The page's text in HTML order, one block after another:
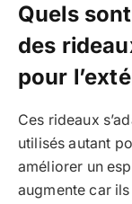
Quels
des
pour
Ces rideaux
utilisés autant
améliorer un
augmente car